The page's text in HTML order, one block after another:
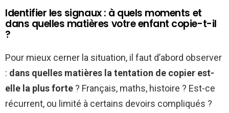
Identifier les signaux : à quels moments et
dans quelles matières votre enfant copie-t-il
?
Pour mieux cerner la situation, il faut d’abord observer
: dans quelles matières la tentation de copier est-
elle la plus forte ? Français, maths, histoire ? Est-ce
récurrent, ou limité à certains devoirs compliqués ?